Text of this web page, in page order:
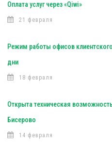
Оплата услуг через «Qiwi»
21 февраля
Режим работы офисов
дни
18 февраля
Открыта техническая
Бисерово
14 февраля